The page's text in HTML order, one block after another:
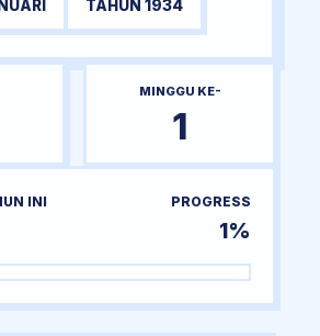
TAHUN 1934
MINGGU KE-
1
INI PROGRESS
1%